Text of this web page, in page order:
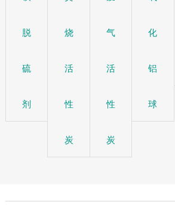
脱
硫
剂
烧
活
性
炭
气
活
性
炭
化
铝
球